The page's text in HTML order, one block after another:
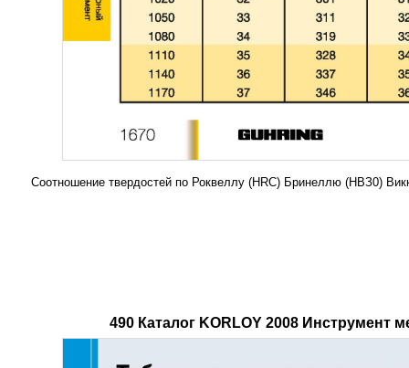
Соотношение твердостей по Роквеллу (HRC) Бринеллю (НВЗ0)
490 Каталог KORLOY 2008 Инструмент